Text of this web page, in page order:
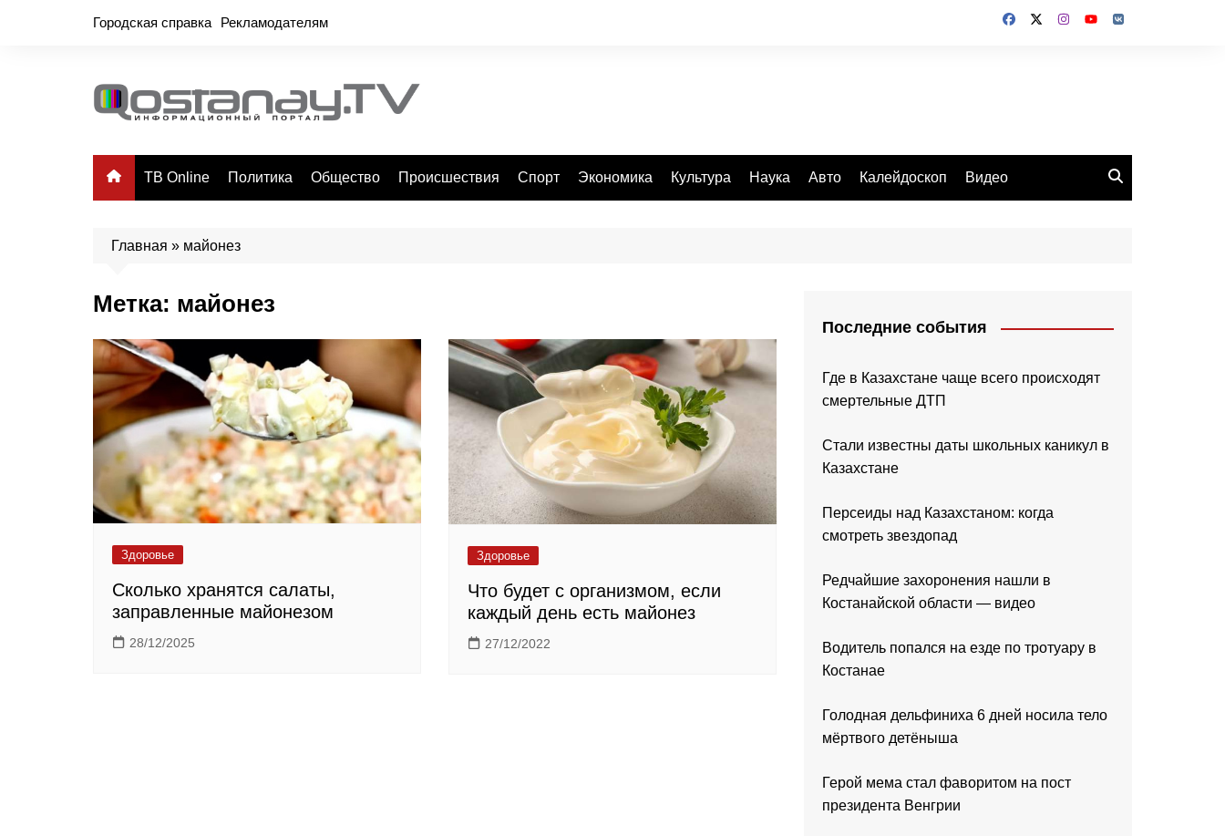
Городская справка Рекламодателям
ТВ Online Политика Общество Происшествия Спорт Экономика Культура Наука Авто Калейдоскоп Видео
Главная » майонез
Метка: майонез
Здоровье
Сколько хранятся салаты,
заправленные майонезом
28/12/2025
Здоровье
Что будет с организмом, если
каждый день есть майонез
27/12/2022
Последние события
Где в Казахстане чаще всего происходят
смертельные ДТП
Стали известны даты школьных каникул в
Казахстане
Персеиды над Казахстаном: когда
смотреть звездопад
Редчайшие захоронения нашли в
Костанайской области — видео
Водитель попался на езде по тротуару в
Костанае
Голодная дельфиниха 6 дней носила тело
мёртвого детёныша
Герой мема стал фаворитом на пост
президента Венгрии